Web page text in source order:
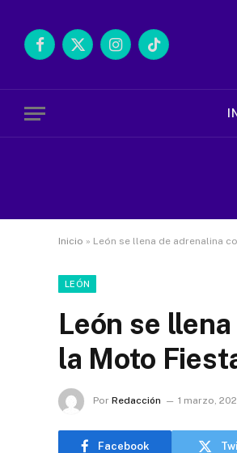
Facebook
X
InstagramTikTok
Inicio » León se llena de adrenalina
LEÓN
León se
la Moto
Por Redacción 1 marzo,
Facebook